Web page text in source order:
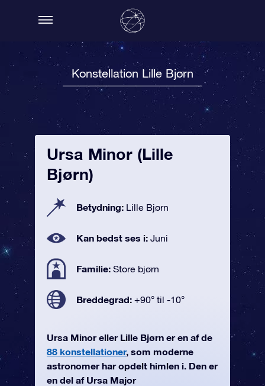
Konstellation Lille Bjørn
Ursa Minor (Lille
Bjørn)
Betydning: Lille Bjørn
Kan bedst ses i: Juni
Familie: Store bjørn
Breddegrad: +90° til -10°
Ursa Minor eller Lille Bjørn er en af de
88 konstellationer, som moderne
astronomer har opdelt himlen i. Den er
en del af Ursa Major